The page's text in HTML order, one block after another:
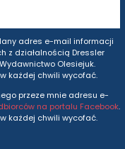
adres e-mail informacji
z działalnością Dressler
Olesiejuk.
każdej chwili wycofać.
przeze mnie adresu e-
na portalu Facebook.
każdej chwili wycofać.